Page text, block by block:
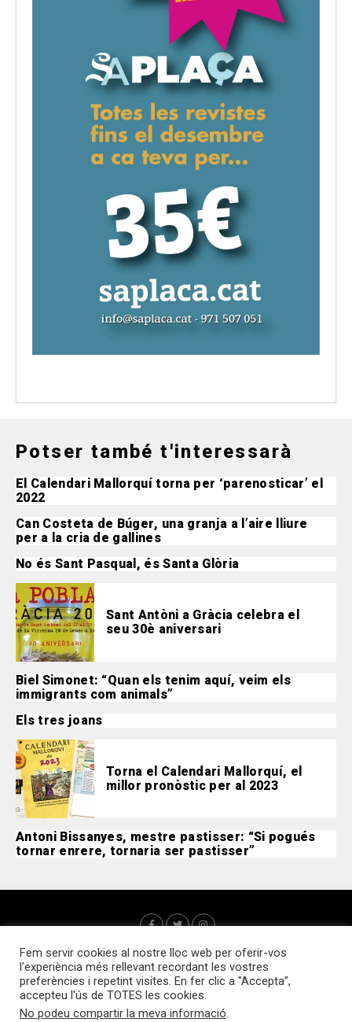
Potser també t'interessarà
El Calendari Mallorquí torna per ‘parenosticar’ el
2022
Can Costeta de Búger, una granja a l’aire lliure
per a la cria de gallines
No és Sant Pasqual, és Santa Glòria
Sant Antòni a Gràcia celebra el
seu 30è aniversari
Biel Simonet: “Quan els tenim aquí, veim els
immigrants com animals”
Els tres joans
Torna el Calendari Mallorquí, el
millor pronòstic per al 2023
Antoni Bissanyes, mestre pastisser: “Si pogués
tornar enrere, tornaria ser pastisser”
Fem servir cookies al nostre lloc web per oferir-vos
l’experiència més rellevant recordant les vostres
preferències i repetint visites. En fer clic a "Accepta",
accepteu l'ús de TOTES les cookies.
No podeu compartir la meva informació.